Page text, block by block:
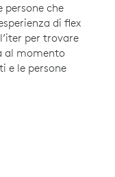
che
di flex
per trovare
al momento
e le persone